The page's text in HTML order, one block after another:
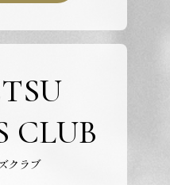
CLUB
クラブ